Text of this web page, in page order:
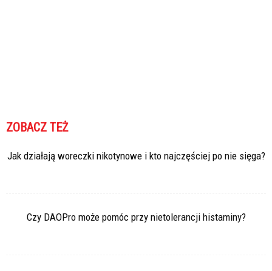
ZOBACZ TEŻ
Jak działają woreczki nikotynowe i kto najczęściej po nie sięga?
Czy DAOPro może pomóc przy nietolerancji histaminy?